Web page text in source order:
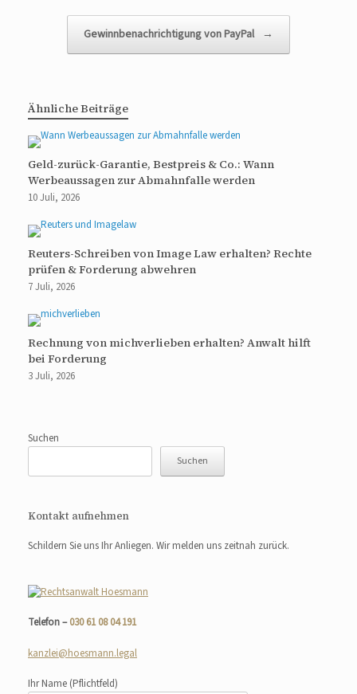
Gewinnbenachrichtigung von PayPal →
Ähnliche Beiträge
Geld-zurück-Garantie, Bestpreis & Co.: Wann
Werbeaussagen zur Abmahnfalle werden
10 Juli, 2026
Reuters-Schreiben von Image Law erhalten? Rechte
prüfen & Forderung abwehren
7 Juli, 2026
Rechnung von michverlieben erhalten? Anwalt hilft
bei Forderung
3 Juli, 2026
Suchen
Suchen
Kontakt aufnehmen
Schildern Sie uns Ihr Anliegen. Wir melden uns zeitnah zurück.
Telefon –030 61 08 04 191
kanzlei@hoesmann.legal
Ihr Name (Pflichtfeld)